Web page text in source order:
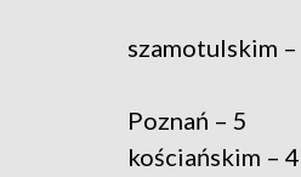
szamotulskim –
Poznań – 5
kościańskim – 4